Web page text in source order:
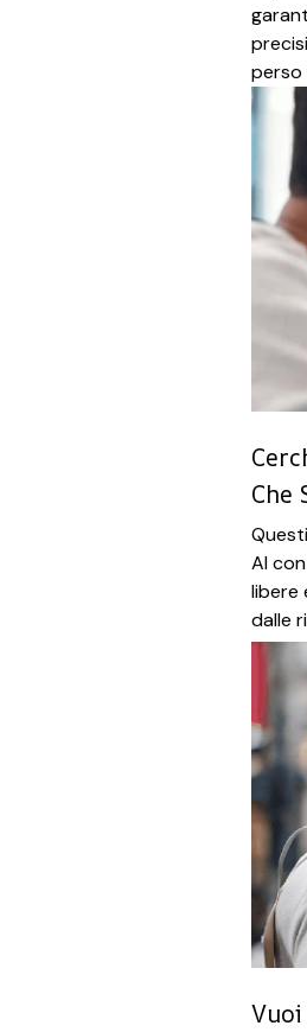
perso
Che
AI
libere
dalle